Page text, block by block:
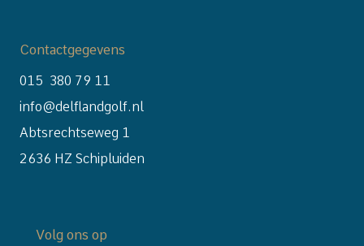
Contactgegevens
015 380 79 11
info@delflandgolf.nl
Abtsrechtseweg 1
2636 HZ Schipluiden
Volg ons op